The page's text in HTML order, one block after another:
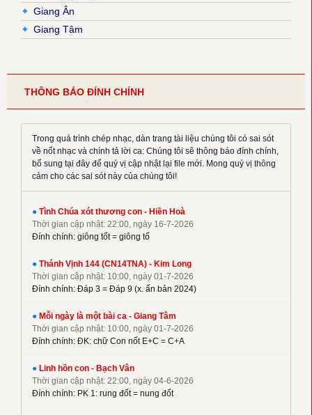
✦ Giang Ân
✦ Giang Tâm
Hoàng Phương
Hồng Trần
Huy Hoàng
✦ Khắc Đỗ
Kim Đường
Kim Long
Linh Nguyên
M. Tigon
Mai Thiện
Mi Trầm
Ngọc Linh
Nguyên Dũng
THÔNG BÁO ĐÍNH CHÍNH
Trong quá trình chép nhạc, dàn trang tài liệu chúng tôi có sai sót
về nốt nhạc và chính tả lời ca: Chúng tôi sẽ thông báo đính chính,
bổ sung tại đây để quý vị cập nhật lại file mới. Mong quý vị thông
cảm cho các sai sót này của chúng tôi!
● Tình Chúa xót thương con - Hiền Hoà
Thời gian cập nhật: 22:00, ngày 16-7-2026
Đính chính: giông tốt = giông tố
● Thánh Vịnh 144 (CN14TNA) - Kim Long
Thời gian cập nhật: 10:00, ngày 01-7-2026
Đính chính: Đáp 3 = Đáp 9 (x. ấn bản 2024)
● Mỗi ngày là một bài ca - Giang Tâm
Thời gian cập nhật: 10:00, ngày 01-7-2026
Đính chính: ĐK: chữ Con nốt E+C = C+A
● Linh hồn con - Bạch Vân
Thời gian cập nhật: 22:00, ngày 04-6-2026
Đính chính: PK 1: rung đốt = nung đốt